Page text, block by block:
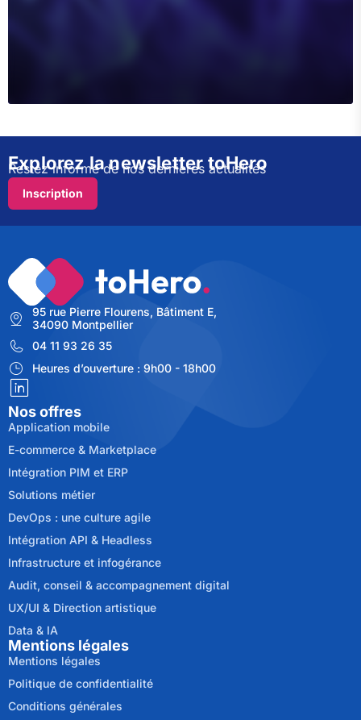
Explorez la newsletter toHero
Restez informé de nos dernières actualités
Inscription
95 rue Pierre Flourens, Bâtiment E,
34090 Montpellier
04 11 93 26 35
Heures d’ouverture : 9h00 - 18h00
Nos offres
Application mobile
E-commerce & Marketplace
Intégration PIM et ERP
Solutions métier
DevOps : une culture agile
Intégration API & Headless
Infrastructure et infogérance
Audit, conseil & accompagnement digital
UX/UI & Direction artistique
Data & IA
Mentions légales
Mentions légales
Politique de confidentialité
Conditions générales